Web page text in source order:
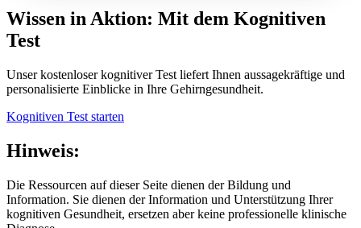
Wissen in Aktion: Mit dem Kognitiven
Test
Unser kostenloser kognitiver Test liefert Ihnen aussagekräftige und
personalisierte Einblicke in Ihre Gehirngesundheit.
Kognitiven Test starten
Hinweis:
Die Ressourcen auf dieser Seite dienen der Bildung und
Information. Sie dienen der Information und Unterstützung Ihrer
kognitiven Gesundheit, ersetzen aber keine professionelle klinische